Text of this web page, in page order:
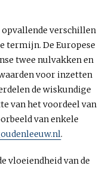
verschillen
termijn. De Europese
twee nulvakken en
voor inzetten
de wiskundige
van het voordeel van
van enkele
.
vloeiendheid van de